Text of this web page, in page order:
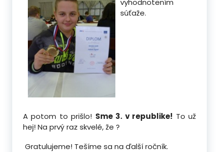
vyhodnotením
súťaže.
A potom to prišlo! Sme 3. v republike! To už
hej! Na prvý raz skvelé, že ?
Gratulujeme! Tešíme sa na ďalší ročník.